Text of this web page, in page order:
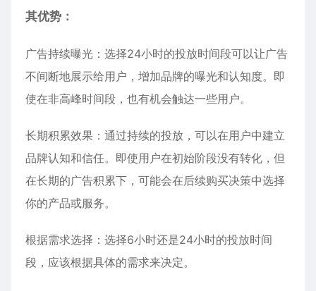
其优势：
广告持续曝光：选择24小时的投放时间段可以让广告
不间断地展示给用户，增加品牌的曝光和认知度。即
使在非高峰时间段，也有机会触达一些用户。
长期积累效果：通过持续的投放，可以在用户中建立
品牌认知和信任。即使用户在初始阶段没有转化，但
在长期的广告积累下，可能会在后续购买决策中选择
你的产品或服务。
根据需求选择：选择6小时还是24小时的投放时间
段，应该根据具体的需求来决定。